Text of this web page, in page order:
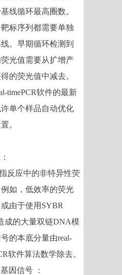
线循环最高圈数。
标序列都需要单独
。早期循环检测到
光值需要从扩增产
的荧光值中减去。
timePCR软件的最新
单个样品自动优化
。
反应中的非特异性荧
如，低效率的荧光
由于使用 SYBR
成的大量双链DNA模
的本底分量由real-
软件算法数学除去。
因信号 ：